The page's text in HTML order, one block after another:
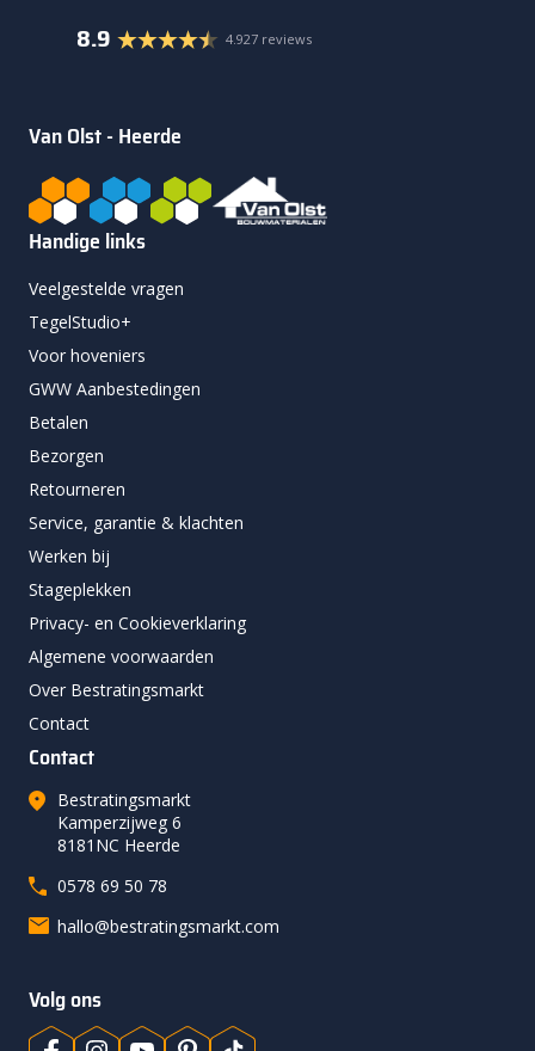
8.9 4.927 reviews
Van Olst - Heerde
Handige links
Veelgestelde vragen
TegelStudio+
Voor hoveniers
GWW Aanbestedingen
Betalen
Bezorgen
Retourneren
Service, garantie & klachten
Werken bij
Stageplekken
Privacy- en Cookieverklaring
Algemene voorwaarden
Over Bestratingsmarkt
Contact
Contact
Bestratingsmarkt
Kamperzijweg 6
8181NC Heerde
0578 69 50 78
hallo@bestratingsmarkt.com
Volg ons